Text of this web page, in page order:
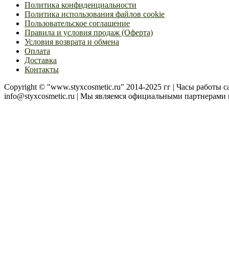
Политика конфиденциальности
Политика использования файлов cookie
Пользовательское соглашение
Правила и условия продаж (Оферта)
Условия возврата и обмена
Оплата
Доставка
Контакты
Copyright © "www.styxcosmetic.ru" 2014-2025 гг | Часы работы
info@styxcosmetic.ru | Мы являемся официальными